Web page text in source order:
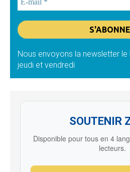
Nous envoyons la newsletter le
jeudi et vendredi
SOUTENIR
Disponible pour tous en 4
lecteurs.